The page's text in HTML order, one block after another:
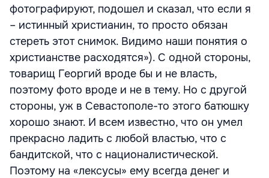
фотографируют, подошел и сказал, что если я
– истинный христианин, то просто обязан
стереть этот снимок. Видимо наши понятия о
христианстве расходятся»). С одной стороны,
товарищ Георгий вроде бы и не власть,
поэтому фото вроде и не в тему. Но с другой
стороны, уж в Севастополе-то этого батюшку
хорошо знают. И всем известно, что он умел
прекрасно ладить с любой властью, что с
бандитской, что с националистической.
Поэтому на «лексусы» ему всегда денег и